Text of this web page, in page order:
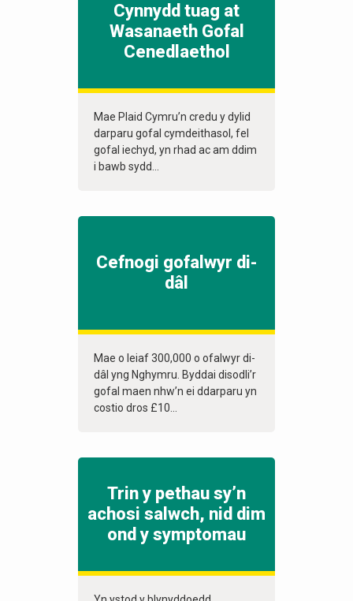
Cynnydd tuag at
Wasanaeth Gofal
Cenedlaethol
Mae Plaid Cymru’n credu y dylid
darparu gofal cymdeithasol, fel
gofal iechyd, yn rhad ac am ddim
i bawb sydd...
Cefnogi gofalwyr di-
dâl
Mae o leiaf 300,000 o ofalwyr di-
dâl yng Nghymru. Byddai disodli’r
gofal maen nhw’n ei ddarparu yn
costio dros £10...
Trin y pethau sy’n
achosi salwch, nid dim
ond y symptomau